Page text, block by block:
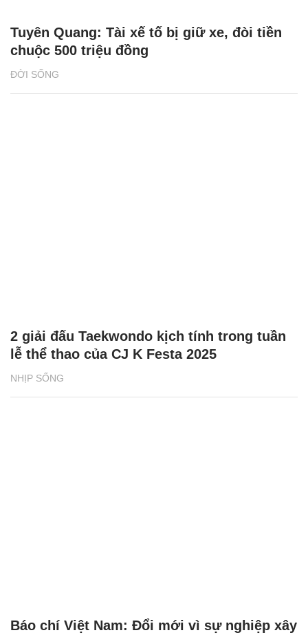
ĐỜI SỐNG
Tuyên Quang: Tài xế tố bị giữ xe, đòi tiền
chuộc 500 triệu đồng
NHỊP SỐNG
2 giải đấu Taekwondo kịch tính trong tuần
lễ thể thao của CJ K Festa 2025
Báo chí Việt Nam: Đổi mới vì sự nghiệp xây